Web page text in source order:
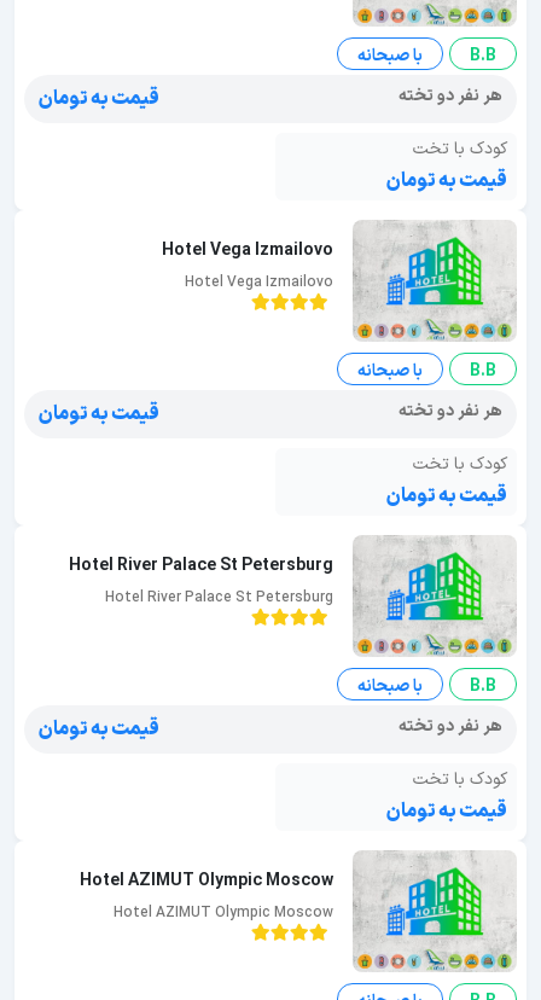
B.B
با صبحانه
هر نفر دو تخته
قیمت به تومان
کودک با تخت
قیمت به تومان
Hotel Vega Izmailovo
Hotel Vega Izmailovo
B.B
با صبحانه
هر نفر دو تخته
قیمت به تومان
کودک با تخت
قیمت به تومان
Hotel River Palace St Petersburg
Hotel River Palace St Petersburg
B.B
با صبحانه
هر نفر دو تخته
قیمت به تومان
کودک با تخت
قیمت به تومان
Hotel AZIMUT Olympic Moscow
Hotel AZIMUT Olympic Moscow